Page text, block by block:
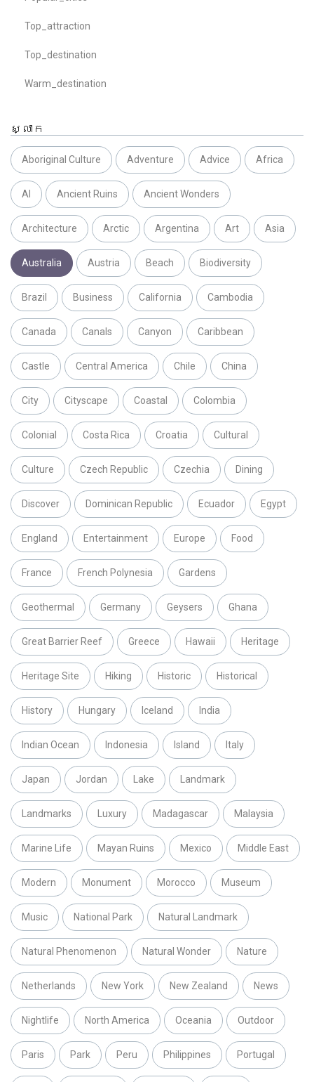
Top_attraction
Top_destination
Warm_destination
ស្លាក
Aboriginal Culture Adventure Advice Africa
AI Ancient Ruins Ancient Wonders
Architecture Arctic Argentina Art Asia
Australia Austria Beach Biodiversity
Brazil Business California Cambodia
Canada Canals Canyon Caribbean
Castle Central America Chile China
City Cityscape Coastal Colombia
Colonial Costa Rica Croatia Cultural
Culture Czech Republic Czechia Dining
Discover Dominican Republic Ecuador Egypt
England Entertainment Europe Food
France French Polynesia Gardens
Geothermal Germany Geysers Ghana
Great Barrier Reef Greece Hawaii Heritage
Heritage Site Hiking Historic Historical
History Hungary Iceland India
Indian Ocean Indonesia Island Italy
Japan Jordan Lake Landmark
Landmarks Luxury Madagascar Malaysia
Marine Life Mayan Ruins Mexico Middle East
Modern Monument Morocco Museum
Music National Park Natural Landmark
Natural Phenomenon Natural Wonder Nature
Netherlands New York New Zealand News
Nightlife North America Oceania Outdoor
Paris Park Peru Philippines Portugal